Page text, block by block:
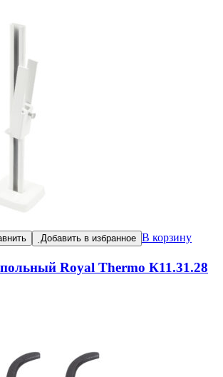
Добавить в избранное В корзину
Royal Thermo К11.31.28